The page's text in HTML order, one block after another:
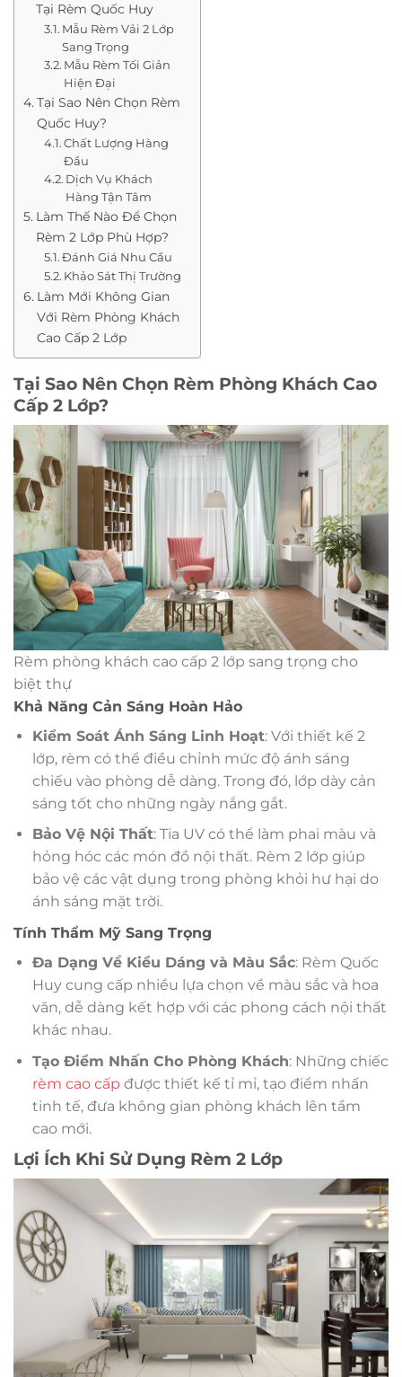
Tại Rèm Quốc Huy
Mẫu Rèm Vải 2 Lớp
Sang Trọng
Mẫu Rèm Tối Giản
Hiện Đại
Tại Sao Nên Chọn Rèm
Quốc Huy?
Chất Lượng Hàng
Đầu
Dịch Vụ Khách
Hàng Tận Tâm
Làm Thế Nào Để Chọn
Rèm 2 Lớp Phù Hợp?
Đánh Giá Nhu Cầu
Khảo Sát Thị Trường
Làm Mới Không Gian
Với Rèm Phòng Khách
Cao Cấp 2 Lớp
Tại Sao Nên Chọn Rèm Phòng Khách Cao
Cấp 2 Lớp?
Rèm phòng khách cao cấp 2 lớp sang trọng cho
biệt thự
Khả Năng Cản Sáng Hoàn Hảo
Kiểm Soát Ánh Sáng Linh Hoạt: Với thiết kế 2
lớp, rèm có thể điều chỉnh mức độ ánh sáng
chiếu vào phòng dễ dàng. Trong đó, lớp dày cản
sáng tốt cho những ngày nắng gắt.
Bảo Vệ Nội Thất: Tia UV có thể làm phai màu và
hỏng hóc các món đồ nội thất. Rèm 2 lớp giúp
bảo vệ các vật dụng trong phòng khỏi hư hại do
ánh sáng mặt trời.
Tính Thẩm Mỹ Sang Trọng
Đa Dạng Về Kiểu Dáng và Màu Sắc: Rèm Quốc
Huy cung cấp nhiều lựa chọn về màu sắc và hoa
văn, dễ dàng kết hợp với các phong cách nội thất
khác nhau.
Tạo Điểm Nhấn Cho Phòng Khách: Những chiếc
rèm cao cấp được thiết kế tỉ mỉ, tạo điểm nhấn
tinh tế, đưa không gian phòng khách lên tầm
cao mới.
Lợi Ích Khi Sử Dụng Rèm 2 Lớp